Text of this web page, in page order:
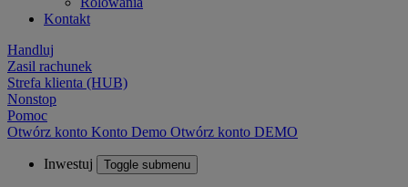
Kontakt
Handluj
Zasil rachunek
Strefa klienta (HUB)
Nonstop
Pomoc
Otwórz konto Konto Demo Otwórz konto DEMO
Inwestuj Toggle submenu